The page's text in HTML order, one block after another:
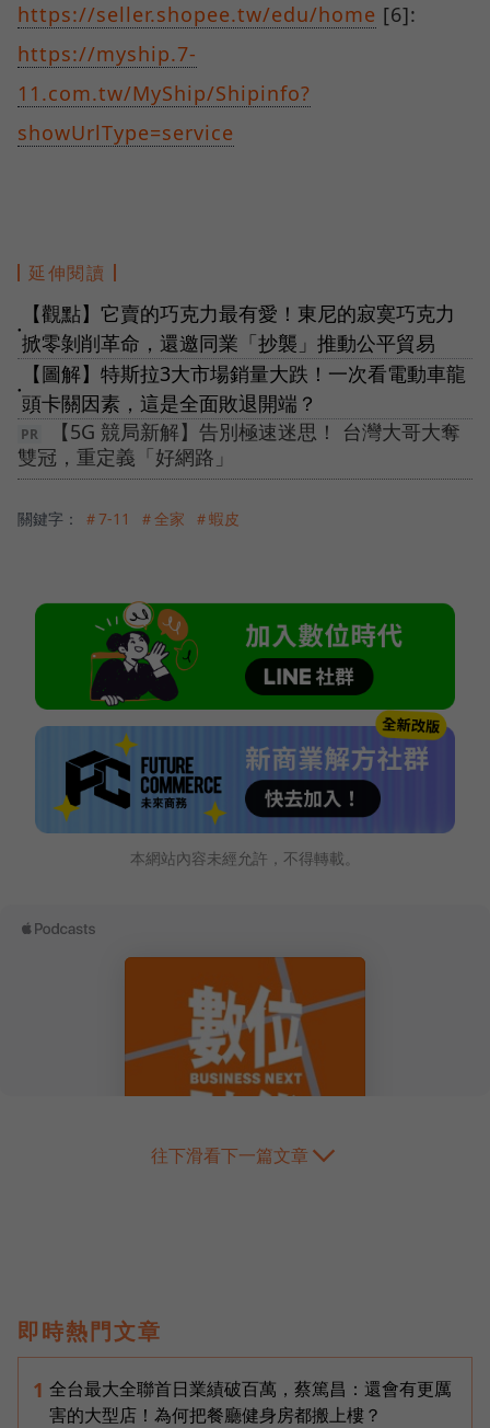
https://seller.shopee.tw/edu/home [6]:
https://myship.7-
11.com.tw/MyShip/Shipinfo?
showUrlType=service
延伸閱讀
●
【觀點】它賣的巧克力最有愛！東尼的寂寞巧克力
掀零剝削革命，還邀同業「抄襲」推動公平貿易
●
【圖解】特斯拉3大市場銷量大跌！一次看電動車龍
頭卡關因素，這是全面敗退開端？
【5G 競局新解】告別極速迷思！ 台灣大哥大奪
雙冠，重定義「好網路」
關鍵字： ＃7-11 ＃全家 ＃蝦皮
本網站內容未經允許，不得轉載。
往下滑看下一篇文章
即時熱門文章
1 全台最大全聯首日業績破百萬，蔡篤昌：還會有更厲
害的大型店！為何把餐廳健身房都搬上樓？